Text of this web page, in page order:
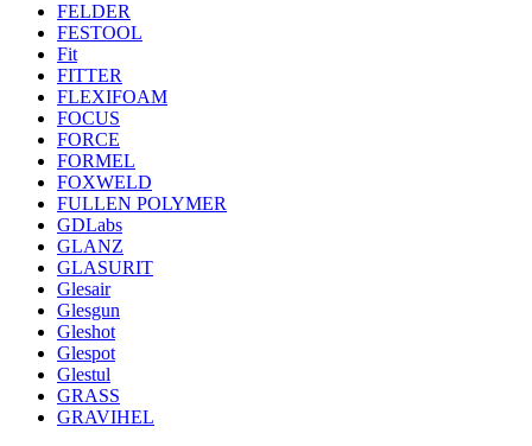
FELDER
FESTOOL
Fit
FITTER
FLEXIFOAM
FOCUS
FORCE
FORMEL
FOXWELD
FULLEN POLYMER
GDLabs
GLANZ
GLASURIT
Glesair
Glesgun
Gleshot
Glespot
Glestul
GRASS
GRAVIHEL